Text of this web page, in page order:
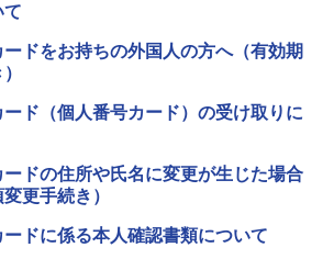
て
ドをお持ちの外国人の方へ（有効期
ド（個人番号カード）の受け取りに
ドの住所や氏名に変更が生じた場合
更手続き）
ドに係る本人確認書類について